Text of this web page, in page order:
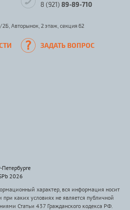
8 (921) 89-89-710
Авторынок, 2 этаж, секция 62
ЗАДАТЬ ВОПРОС
2026
характер, вся информация носит
каких условиях не является публичной
Статьи 437 Гражданского кодекса РФ.